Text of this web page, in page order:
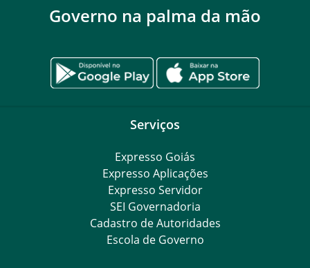
Governo na palma da mão
Serviços
Expresso Goiás
Expresso Aplicações
Expresso Servidor
SEI Governadoria
Cadastro de Autoridades
Escola de Governo